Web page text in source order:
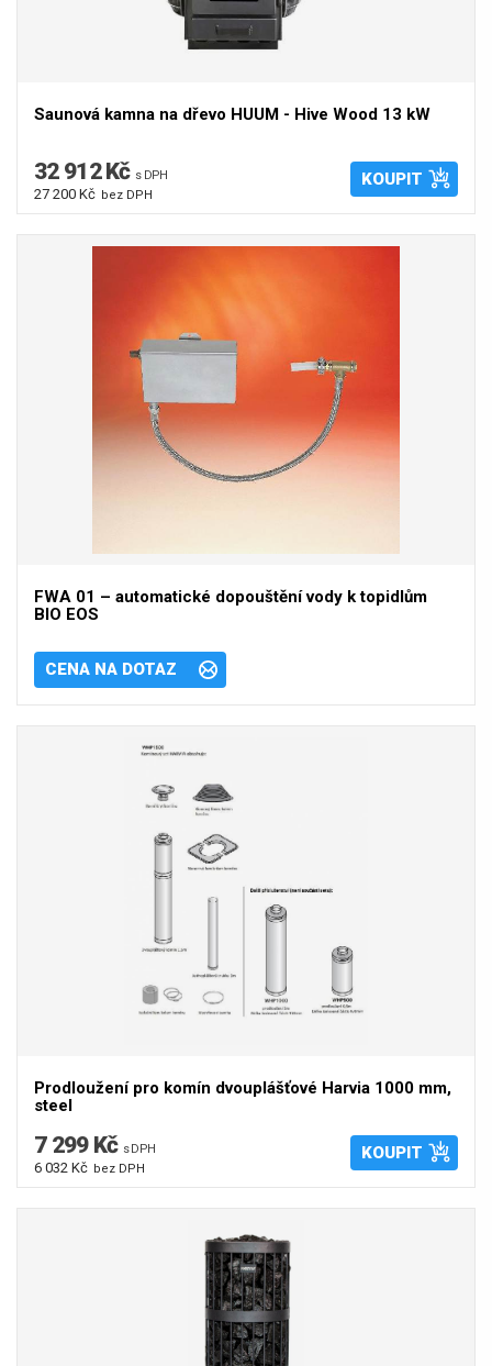
Saunová kamna na dřevo HUUM - Hive Wood 13 kW
32 912 Kč s DPH
27 200 Kč bez DPH
KOUPIT
FWA 01 – automatické dopouštění vody k topidlům
BIO EOS
CENA NA DOTAZ
Prodloužení pro komín dvouplášťové Harvia 1000 mm,
steel
7 299 Kč s DPH
6 032 Kč bez DPH
KOUPIT